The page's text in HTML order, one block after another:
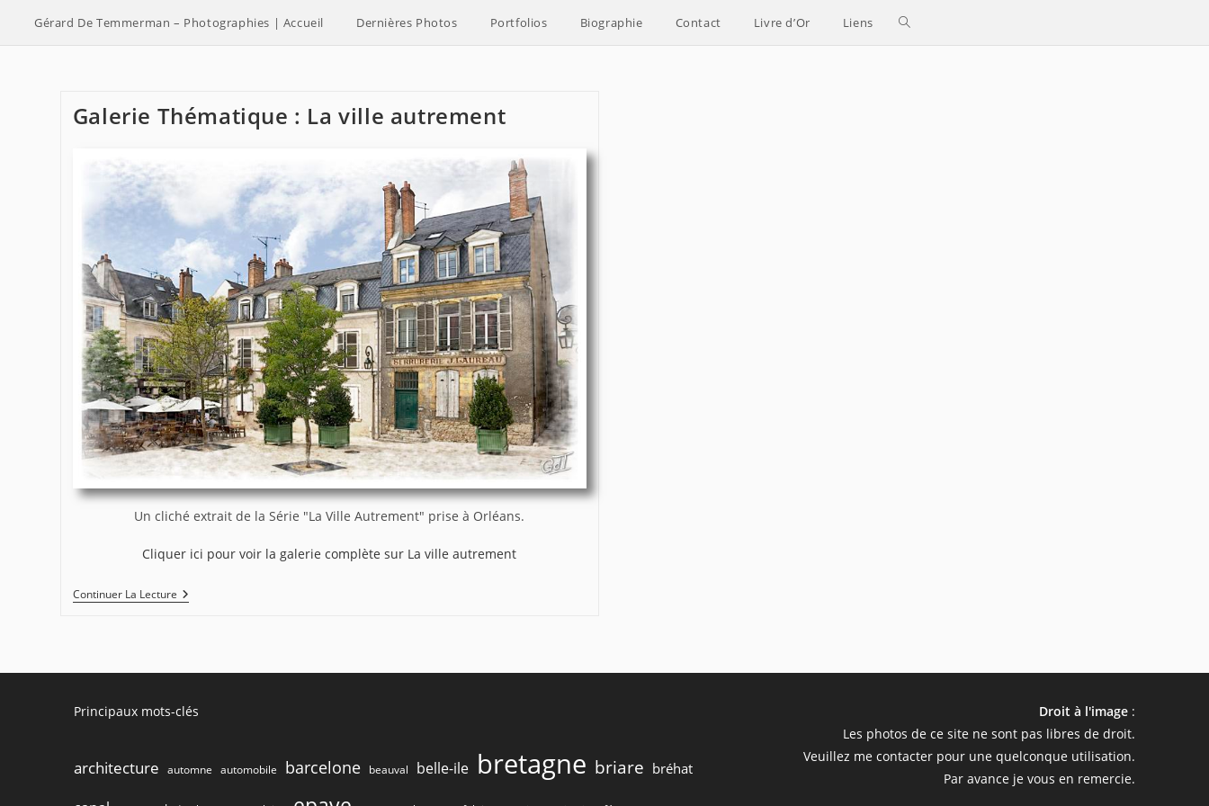
Gérard De Temmerman – Photographies | Accueil Dernières Photos Portfolios Biographie Contact Livre d’Or Liens Toggle
Galerie Thématique : La ville autrement
Un cliché extrait de la Série "La Ville Autrement" prise à Orléans.
Cliquer ici pour voir la galerie complète sur La ville autrement
Continuer La LectureGalerie
Thématique
Principaux mots-clés
architecture automne automobile barcelone beauval belle-ile bretagne briare bréhat
Droit à l'image:
Les photos de ce site ne sont pas libres de droit.
Veuillez me contacter pour une quelconque utilisation.
Par avance je vous en remercie.